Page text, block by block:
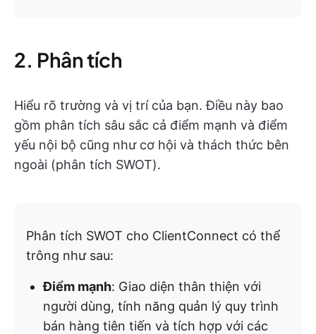
2. Phân tích
Hiểu rõ trường và vị trí của bạn. Điều này bao
gồm phân tích sâu sắc cả điểm mạnh và điểm
yếu nội bộ cũng như cơ hội và thách thức bên
ngoài (phân tích SWOT).
Phân tích SWOT cho ClientConnect có thể
trông như sau:
Điểm mạnh: Giao diện thân thiện với
người dùng, tính năng quản lý quy trình
bán hàng tiên tiến và tích hợp với các